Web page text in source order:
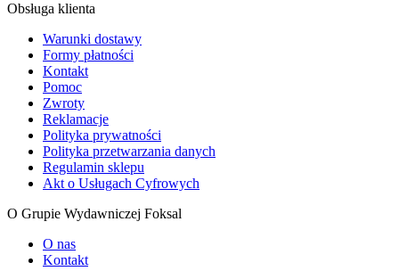
Obsługa klienta
Warunki dostawy
Formy płatności
Kontakt
Pomoc
Zwroty
Reklamacje
Polityka prywatności
Polityka przetwarzania danych
Regulamin sklepu
Akt o Usługach Cyfrowych
O Grupie Wydawniczej Foksal
O nas
Kontakt